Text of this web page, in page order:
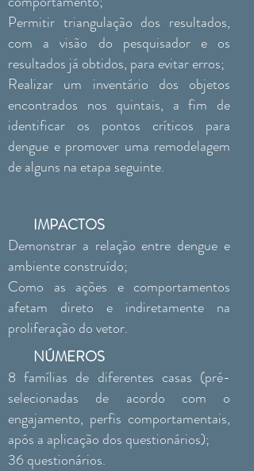
Permitir triangulação dos resultados,
com a visão do pesquisador e os
resultados já obtidos, para evitar erros;
Realizar um inventário dos objetos
encontrados nos quintais, a fim de
identificar os pontos críticos para
dengue e promover uma remodelagem
de alguns na etapa seguinte.
IMPACTOS
Demonstrar a relação entre dengue e
ambiente construído;
Como as ações e comportamentos
afetam direto e indiretamente na
proliferação do vetor.
NÚMEROS
8 famílias de diferentes casas (pré-
selecionadas de acordo com o
engajamento, perfis comportamentais,
após a aplicação dos questionários);
36 questionários.